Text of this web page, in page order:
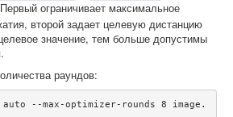
ограничивает максимальное
второй задает целевую дистанцию
значение, тем больше допустимы
раундов:
--max-optimizer-rounds 8 image.